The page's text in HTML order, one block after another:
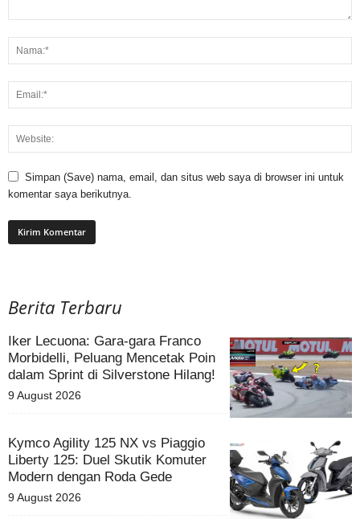
Simpan (Save) nama, email, dan situs web saya di browser ini untuk
komentar saya berikutnya.
Berita Terbaru
Iker Lecuona: Gara-gara Franco
Morbidelli, Peluang Mencetak Poin
dalam Sprint di Silverstone Hilang!
9 August 2026
Kymco Agility 125 NX vs Piaggio
Liberty 125: Duel Skutik Komuter
Modern dengan Roda Gede
9 August 2026